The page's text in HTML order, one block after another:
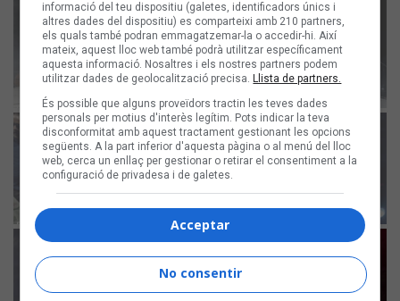
informació del teu dispositiu (galetes, identificadors únics i
altres dades del dispositiu) es comparteixi amb 210 partners,
els quals també podran emmagatzemar-la o accedir-hi. Així
mateix, aquest lloc web també podrà utilitzar específicament
aquesta informació. Nosaltres i els nostres partners podem
utilitzar dades de geolocalització precisa. Llista de partners.
És possible que alguns proveïdors tractin les teves dades
personals per motius d'interès legítim. Pots indicar la teva
disconformitat amb aquest tractament gestionant les opcions
següents. A la part inferior d'aquesta pàgina o al menú del lloc
web, cerca un enllaç per gestionar o retirar el consentiment a la
configuració de privadesa i de galetes.
Acceptar
No consentir